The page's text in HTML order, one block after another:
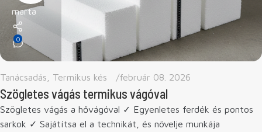
marta
0
Tanácsadás Termikus kés február 08. 2026
Szögletes vágás termikus vágóval
Szögletes vágás a hővágóval ✓ Egyenletes ferdék és pontos
sarkok ✓ Sajátítsa el a technikát, és növelje munkája